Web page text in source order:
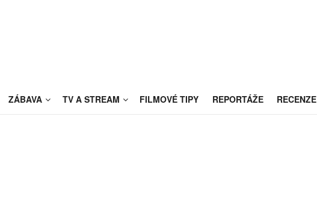
ZÁBAVA TV A STREAM FILMOVÉ TIPY REPORTÁŽE RECENZE